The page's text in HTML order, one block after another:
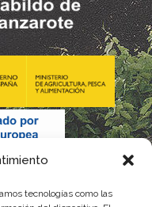
tecnologías como las